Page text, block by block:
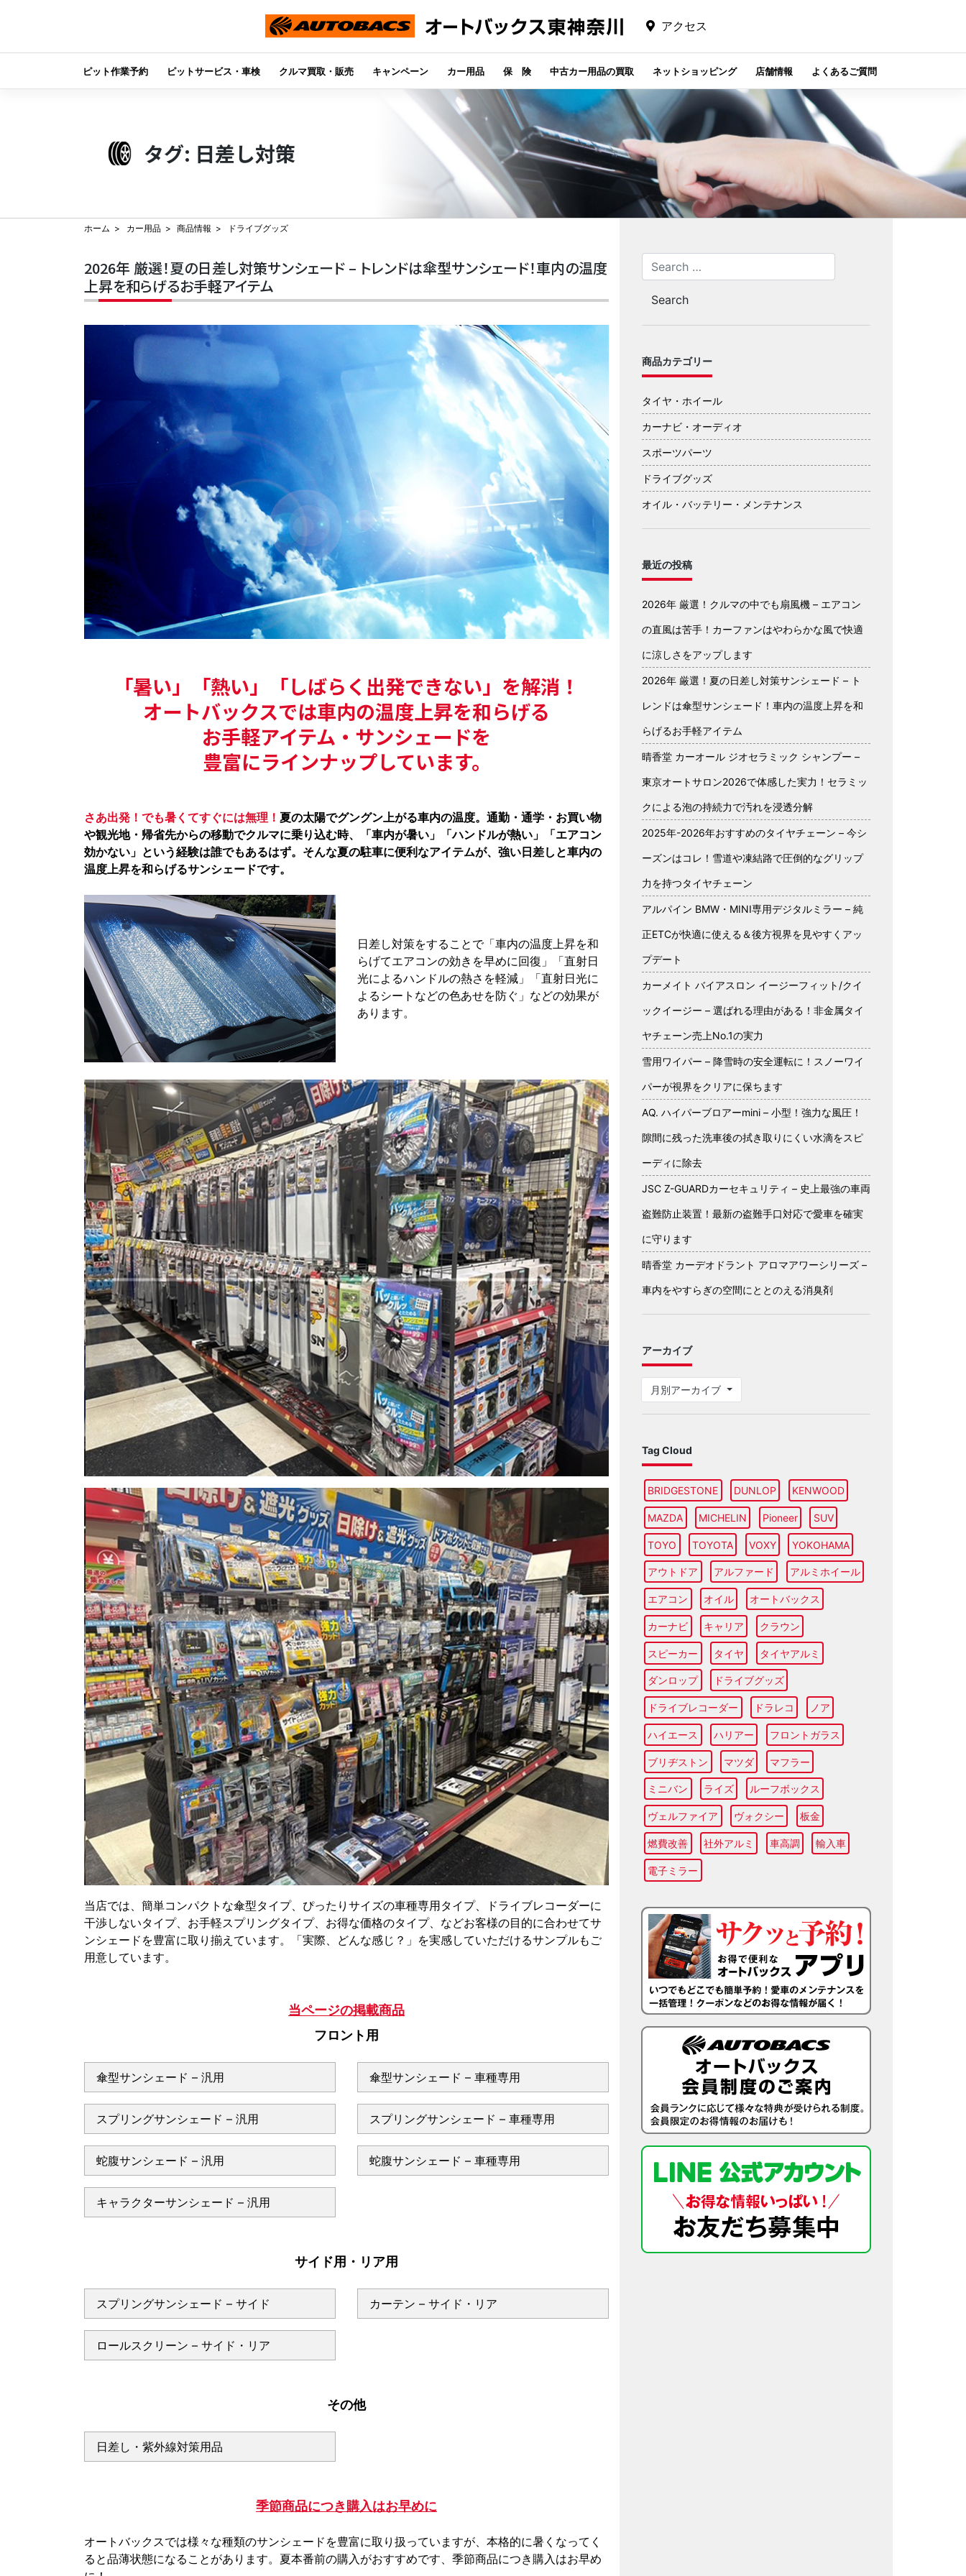
アクセス
ピット作業予約 ピットサービス・車検 クルマ買取・販売 キャンペーン カー用品 保 険 中古カー用品の買取 ネットショッピング 店舗情報 よくあるご質問
タグ: 日差し対策
ホーム カー用品 商品情報 ドライブグッズ
2026年 厳選！夏の日差し対策サンシェード – トレンドは傘型サンシェード！車内の温度
上昇を和らげるお手軽アイテム
「暑い」「熱い」「しばらく出発できない」を解消！
オートバックスでは車内の温度上昇を和らげる
お手軽アイテム・サンシェードを
豊富にラインナップしています。
さあ出発！でも暑くてすぐには無理！ 夏の太陽でグングン上がる車内の温度。通勤・通学・お買い物
や観光地・帰省先からの移動でクルマに乗り込む時、「車内が暑い」「ハンドルが熱い」「エアコン
効かない」という経験は誰でもあるはず。そんな夏の駐車に便利なアイテムが、強い日差しと車内の
温度上昇を和らげるサンシェードです。
日差し対策をすることで「車内の温度上昇を和
らげてエアコンの効きを早めに回復」「直射日
光によるハンドルの熱さを軽減」「直射日光に
よるシートなどの色あせを防ぐ」などの効果が
あります。
当店では、簡単コンパクトな傘型タイプ、ぴったりサイズの車種専用タイプ、ドライブレコーダーに
干渉しないタイプ、お手軽スプリングタイプ、お得な価格のタイプ、などお客様の目的に合わせてサ
ンシェードを豊富に取り揃えています。「実際、どんな感じ？」を実感していただけるサンプルもご
用意しています。
当ページの掲載商品
フロント用
傘型サンシェード – 汎用 傘型サンシェード – 車種専用
スプリングサンシェード – 汎用 スプリングサンシェード – 車種専用
蛇腹サンシェード – 汎用 蛇腹サンシェード – 車種専用
キャラクターサンシェード – 汎用
サイド用・リア用
スプリングサンシェード – サイド カーテン – サイド・リア
ロールスクリーン – サイド・リア
その他
日差し・紫外線対策用品
季節商品につき購入はお早めに
オートバックスでは様々な種類のサンシェードを豊富に取り扱っていますが、本格的に暑くなってく
ると品薄状態になることがあります。夏本番前の購入がおすすめです、季節商品につき購入はお早め
商品カテゴリー
タイヤ・ホイール
カーナビ・オーディオ
スポーツパーツ
ドライブグッズ
オイル・バッテリー・メンテナンス
最近の投稿
2026年 厳選！クルマの中でも扇風機 – エアコン
の直風は苦手！カーファンはやわらかな風で快適
に涼しさをアップします
2026年 厳選！夏の日差し対策サンシェード – ト
レンドは傘型サンシェード！車内の温度上昇を和
らげるお手軽アイテム
晴香堂 カーオール ジオセラミック シャンプー –
東京オートサロン2026で体感した実力！セラミッ
クによる泡の持続力で汚れを浸透分解
2025年-2026年おすすめのタイヤチェーン – 今シ
ーズンはコレ！雪道や凍結路で圧倒的なグリップ
力を持つタイヤチェーン
アルパイン BMW・MINI専用デジタルミラー – 純
正ETCが快適に使える＆後方視界を見やすくアッ
プデート
カーメイト バイアスロン イージーフィット/クイ
ックイージー – 選ばれる理由がある！非金属タイ
ヤチェーン売上No.1の実力
雪用ワイパー – 降雪時の安全運転に！スノーワイ
パーが視界をクリアに保ちます
AQ. ハイパーブロアーmini – 小型！強力な風圧！
隙間に残った洗車後の拭き取りにくい水滴をスピ
ーディに除去
JSC Z-GUARDカーセキュリティ – 史上最強の車両
盗難防止装置！最新の盗難手口対応で愛車を確実
に守ります
晴香堂 カーデオドラント アロマアワーシリーズ –
車内をやすらぎの空間にととのえる消臭剤
アーカイブ
月別アーカイブ
Tag Cloud
BRIDGESTONE DUNLOP KENWOOD
MAZDA MICHELIN Pioneer SUV
TOYO TOYOTA VOXY YOKOHAMA
アウトドア アルファード アルミホイール
エアコン オイル オートバックス
カーナビ キャリア クラウン
スピーカー タイヤ タイヤアルミ
ダンロップ ドライブグッズ
ドライブレコーダー ドラレコ ノア
ハイエース ハリアー フロントガラス
ブリヂストン マツダ マフラー
ミニバン ライズ ルーフボックス
ヴェルファイア ヴォクシー 板金
燃費改善 社外アルミ 車高調 輸入車
電子ミラー